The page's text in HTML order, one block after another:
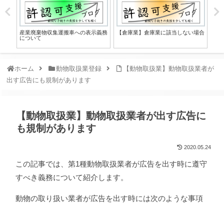
産業廃棄物収集運搬車への表示義務
について
【倉庫業】倉庫業に該当しない場合
ホーム 動物取扱業登録
【動物取扱業】動物取扱業者が
出す広告にも規制があります
【動物取扱業】動物取扱業者が出す広告に
も規制があります
2020.05.24
この記事では、第1種動物取扱業者が広告を出す時に遵守
すべき義務について紹介します。
動物の取り扱い業者が広告を出す時には次のような事項